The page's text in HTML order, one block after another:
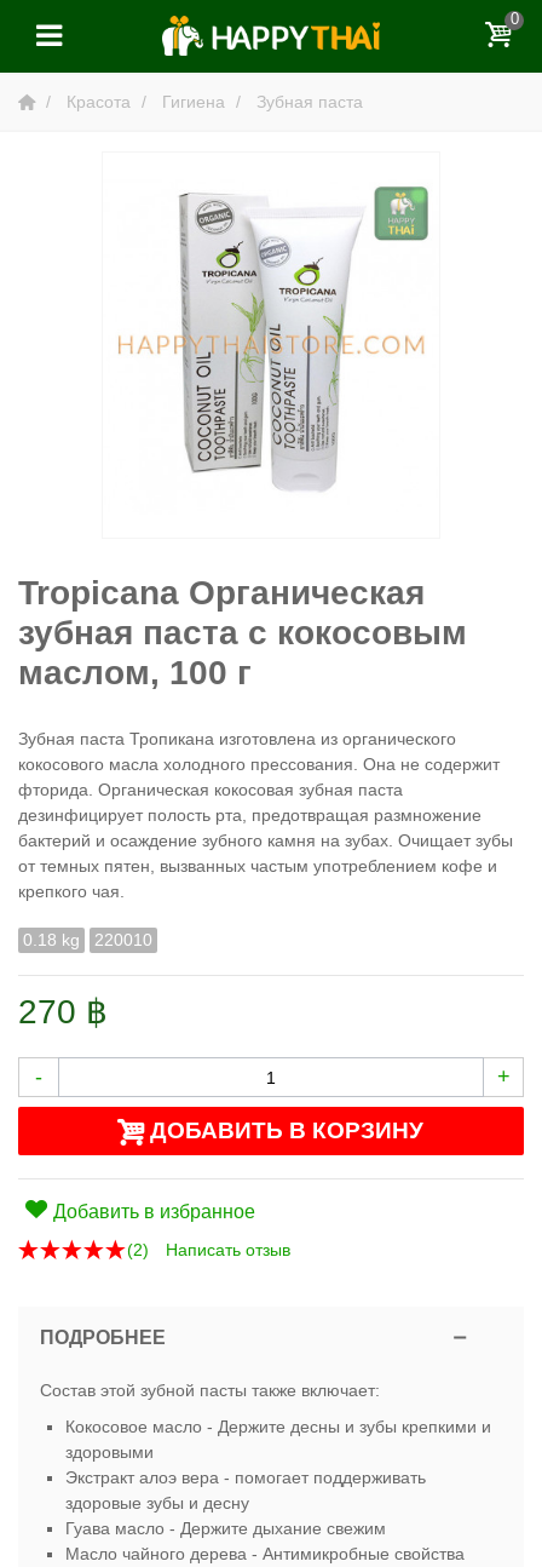
0
Красота Гигиена Зубная паста
Tropicana Органическая
зубная паста с кокосовым
маслом, 100 г
Зубная паста Тропикана изготовлена из органического
кокосового масла холодного прессования. Она не содержит
фторида. Органическая кокосовая зубная паста
дезинфицирует полость рта, предотвращая размножение
бактерий и осаждение зубного камня на зубах. Очищает зубы
от темных пятен, вызванных частым употреблением кофе и
крепкого чая.
0.18 kg 220010
270 ฿
- +
ДОБАВИТЬ В КОРЗИНУ
Добавить в избранное
(2) Написать отзыв
ПОДРОБНЕЕ
Состав этой зубной пасты также включает:
Кокосовое масло - Держите десны и зубы крепкими и
здоровыми
Экстракт алоэ вера - помогает поддерживать
здоровые зубы и десну
Гуава масло - Держите дыхание свежим
Масло чайного дерева - Антимикробные свойства